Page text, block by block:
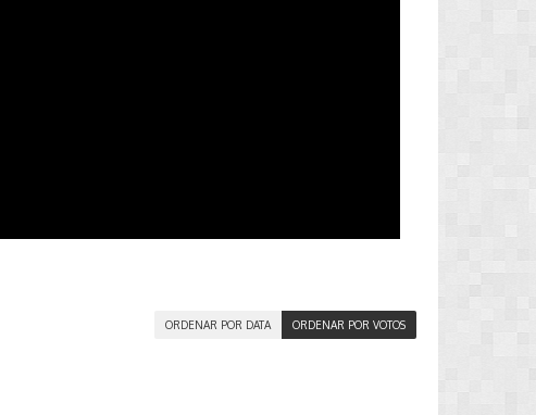
ORDENAR POR VOTOS
ORDENAR POR DATA